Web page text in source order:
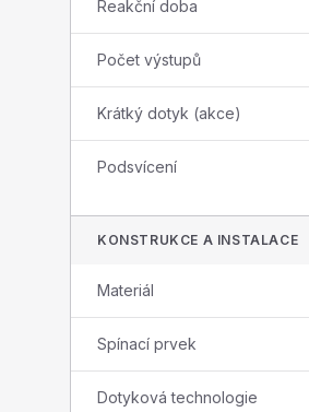
Reakční doba
Počet výstupů
Krátký dotyk (akce)
Podsvícení
KONSTRUKCE A INSTALACE
Materiál
Spínací prvek
Dotyková technologie